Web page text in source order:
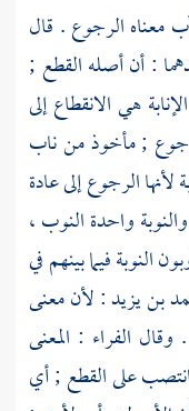
معناه الرجوع . قال
: أن أصله القطع ;
هي الانقطاع إلى
; مأخوذ من ناب
الرجوع إلى عادة
واحدة النوب ،
النوبة فيما بينهم في
بن يزيد: لأن معنى
وقال الفراء : المعنى
على القطع ; أي